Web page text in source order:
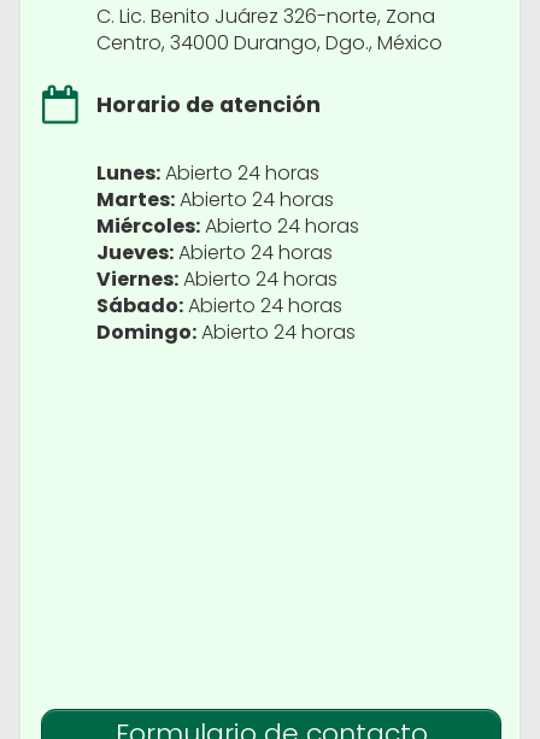
C. Lic. Benito Juárez 326-norte, Zona
Centro, 34000 Durango, Dgo., México
Horario de atención
Lunes:Abierto 24 horas
Martes:Abierto 24 horas
Miércoles:Abierto 24 horas
Jueves:Abierto 24 horas
Viernes:Abierto 24 horas
Sábado:Abierto 24 horas
Domingo:Abierto 24 horas